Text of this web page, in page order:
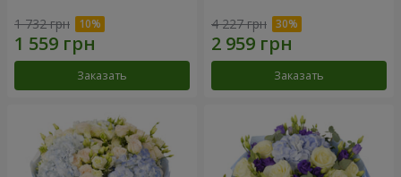
1 732 грн
Заказать
4 227 грн
Заказать